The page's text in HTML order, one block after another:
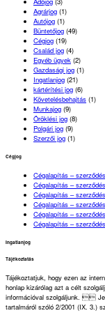
Agrárjog (1)
Autójog (1)
Büntetőjog (49)
Cégjog (19)
Család jog (4)
Egyéb ügyek (2)
Gazdasági jog (1)
Ingatlanjog (21)
kártérítési jog (6)
Követelésbehajtás (1)
Munkajog (9)
Öröklési jog (8)
Polgári jog (9)
Szerzői jog (1)
Cégjog
Cégalapítás –
Cégalapítás –
Cégalapítás –
Cégalapítás –
Cégalapítás –
Cégalapítás –
Ingatlanjog
Tájékoztatás
Tájékoztatjuk, hogy ezen az
honlap kizárólag azt a célt
információval szolgáljunk. 
tartalmáról szóló 2/2001 (IX. 3.)